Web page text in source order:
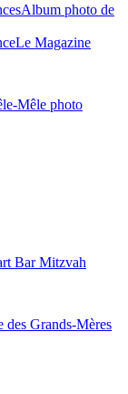
Album photo de
Le Magazine
Mêle photo
Bar Mitzvah
des Grands-Mères